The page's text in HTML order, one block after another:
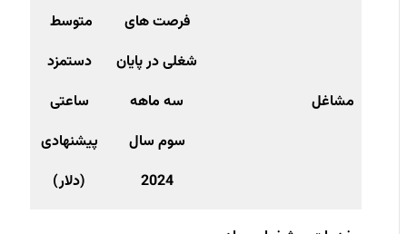
مشاغل
فرصت های
شغلی در پایان
سه ماهه
سوم سال
2024
متوسط
دستمزد
ساعتی
پیشنهادی
(دلار)